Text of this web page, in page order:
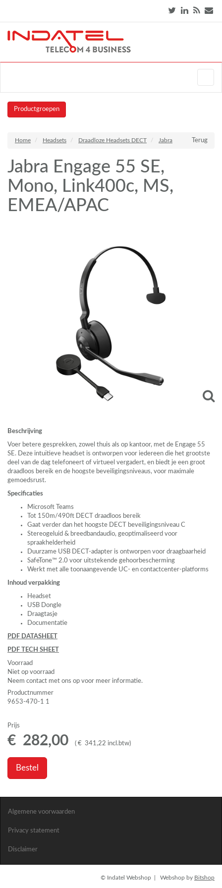
Productgroepen
Terug
Home Headsets Draadloze Headsets DECT Jabra
Jabra Engage 55 SE,
Mono, Link400c, MS,
EMEA/APAC
Beschrijving
Voer betere gesprekken, zowel thuis als op kantoor, met de Engage 55
SE. Deze intuïtieve headset is ontworpen voor iedereen die het grootste
deel van de dag telefoneert of virtueel vergadert, en biedt je een groot
draadloos bereik en de hoogste beveiligingsniveaus, voor maximale
gemoedsrust.
Specificaties
Microsoft Teams
Tot 150m/490ft DECT
draadloos bereik
Gaat verder dan het hoogste DECT
beveiligingsniveau C
Stereogeluid & breedbandaudio, geoptimaliseerd voor
spraakhelderheid
Duurzame USB DECT -adapter is ontworpen voor draagbaarheid
SafeTone™ 2.0 voor uitstekende gehoorbescherming
Werkt met alle toonaangevende UC- en contactcenter-platforms
Inhoud verpakking
Headset
USB Dongle
Draagtasje
Documentatie
PDF DATASHEET
PDF TECH SHEET
Voorraad
Niet op voorraad
Neem contact met ons op voor meer informatie.
Productnummer
9653-470-1 1
Prijs
€ 282,00 ( € 341,22 incl.btw)
Bestel
Algemene voorwaarden
Privacy statement
Disclaimer
© Indatel Webshop | Webshop by Bitshop